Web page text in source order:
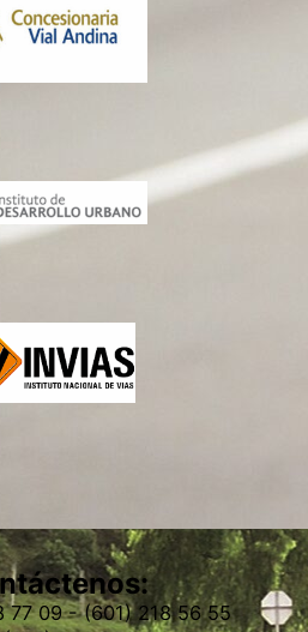
77 09 - (601) 218 56 55